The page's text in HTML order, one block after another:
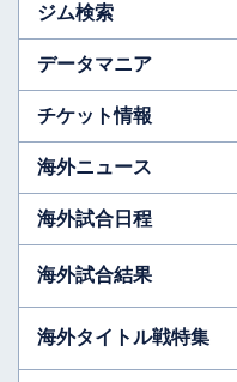
ジム検索
データマニア
チケット情報
海外ニュース
海外試合日程
海外試合結果
海外タイトル戦特集